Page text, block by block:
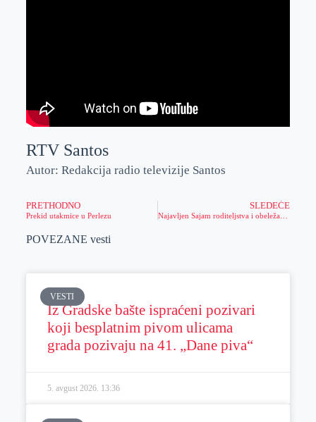
RTV Santos
Autor: Redakcija radio televizije Santos
PRETHODNO
Prekid utakmice u Perlezu
SLEDEĆE
POVEZANE vesti
VESTI
Iz Gradske bašte ispraćeni pozivari
koji besplatnim pivom ulicama
grada pozivaju na 41. „Dane piva“
5. avgust 2026. 13:36